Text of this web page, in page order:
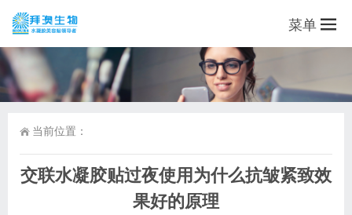
菜单
当前位置：
交联水凝胶贴过夜使用为什么抗皱紧致效
果好的原理